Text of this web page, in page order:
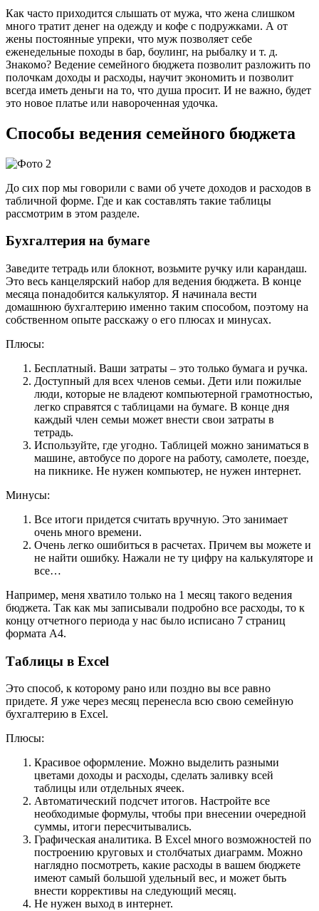
Как часто приходится слышать от мужа, что жена слишком
много тратит денег на одежду и кофе с подружками. А от
жены постоянные упреки, что муж позволяет себе
еженедельные походы в бар, боулинг, на рыбалку и т. д.
Знакомо? Ведение семейного бюджета позволит разложить по
полочкам доходы и расходы, научит экономить и позволит
всегда иметь деньги на то, что душа просит. И не важно, будет
это новое платье или навороченная удочка.
Способы ведения семейного бюджета
До сих пор мы говорили с вами об учете доходов и расходов в
табличной форме. Где и как составлять такие таблицы
рассмотрим в этом разделе.
Бухгалтерия на бумаге
Заведите тетрадь или блокнот, возьмите ручку или карандаш.
Это весь канцелярский набор для ведения бюджета. В конце
месяца понадобится калькулятор. Я начинала вести
домашнюю бухгалтерию именно таким способом, поэтому на
собственном опыте расскажу о его плюсах и минусах.
Плюсы:
Бесплатный. Ваши затраты – это только бумага и ручка.
Доступный для всех членов семьи. Дети или пожилые
люди, которые не владеют компьютерной грамотностью,
легко справятся с таблицами на бумаге. В конце дня
каждый член семьи может внести свои затраты в
тетрадь.
Используйте, где угодно. Таблицей можно заниматься в
машине, автобусе по дороге на работу, самолете, поезде,
на пикнике. Не нужен компьютер, не нужен интернет.
Минусы:
Все итоги придется считать вручную. Это занимает
очень много времени.
Очень легко ошибиться в расчетах. Причем вы можете и
не найти ошибку. Нажали не ту цифру на калькуляторе и
все…
Например, меня хватило только на 1 месяц такого ведения
бюджета. Так как мы записывали подробно все расходы, то к
концу отчетного периода у нас было исписано 7 страниц
формата А4.
Таблицы в Excel
Это способ, к которому рано или поздно вы все равно
придете. Я уже через месяц перенесла всю свою семейную
бухгалтерию в Excel.
Плюсы:
Красивое оформление. Можно выделить разными
цветами доходы и расходы, сделать заливку всей
таблицы или отдельных ячеек.
Автоматический подсчет итогов. Настройте все
необходимые формулы, чтобы при внесении очередной
суммы, итоги пересчитывались.
Графическая аналитика. В Excel много возможностей по
построению круговых и столбчатых диаграмм. Можно
наглядно посмотреть, какие расходы в вашем бюджете
имеют самый большой удельный вес, и может быть
внести коррективы на следующий месяц.
Не нужен выход в интернет.